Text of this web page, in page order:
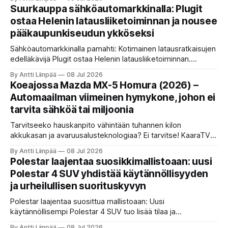
markkinoille saapuu kaksi sähköistettyä versiota.
Suurkauppa sähköautomarkkinalla: Plugit
ostaa Helenin latausliiketoiminnan ja nousee
pääkaupunkiseudun ykköseksi
Sähköautomarkkinalla pamahti: Kotimainen latausratkaisujen
edelläkävijä Plugit ostaa Helenin latausliiketoiminnan.
ja yhtiö nousee kertaheitolla pääkaupunkiseudun
suurimmaksi julkiseksi latausoperaattoriksi.
By Antti Liinpää 08 Jul 2026
Koeajossa Mazda MX-5 Homura (2026) –
Automaailman viimeinen hymykone, johon ei
tarvita sähköä tai miljoonia
Tarvitseeko hauskanpito vähintään tuhannen kilon
akkukasan ja avaruusalusteknologiaa? Ei tarvitse! KaaraTV
miksi tämä 132-hevosvoimainen, kepeä ja takavetoinen
klassikko on edelleen yksi parhaista tavoista muuttaa
bensiini puhtaaksi hymyksi.
By Antti Liinpää 08 Jul 2026
Polestar laajentaa suosikkimallistoaan: uusi
Polestar 4 SUV yhdistää käytännöllisyyden
ja urheilullisen suorituskyvyn
Polestar laajentaa suosittua mallistoaan: Uusi
käytännöllisempi Polestar 4 SUV tuo lisää tilaa ja